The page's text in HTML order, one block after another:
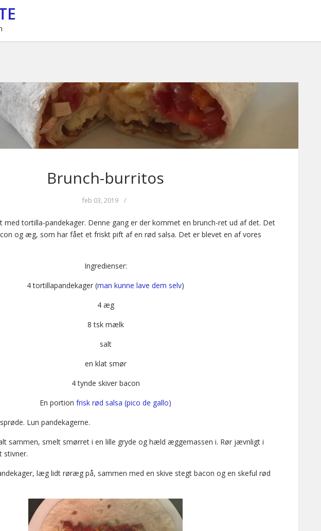
Brunch-burritos
feb 03, 2019 /
med tortilla-pandekager. Denne gang er der kommet en brunch-ret ud af det. Det
og æg, som har fået et friskt pift af en rød salsa. Det er blevet en af vores
Ingredienser:
4 tortillapandekager (man kunne lave dem selv)
4 æg
8 tsk mælk
salt
en klat smør
4 tynde skiver bacon
En portion frisk rød salsa (pico de gallo)
Lun pandekagerne.
sammen, smelt smørret i en lille gryde og hæld æggemassen i. Rør jævnligt i
stivner.
læg lidt røræg på, sammen med en skive stegt bacon og en skeful rød